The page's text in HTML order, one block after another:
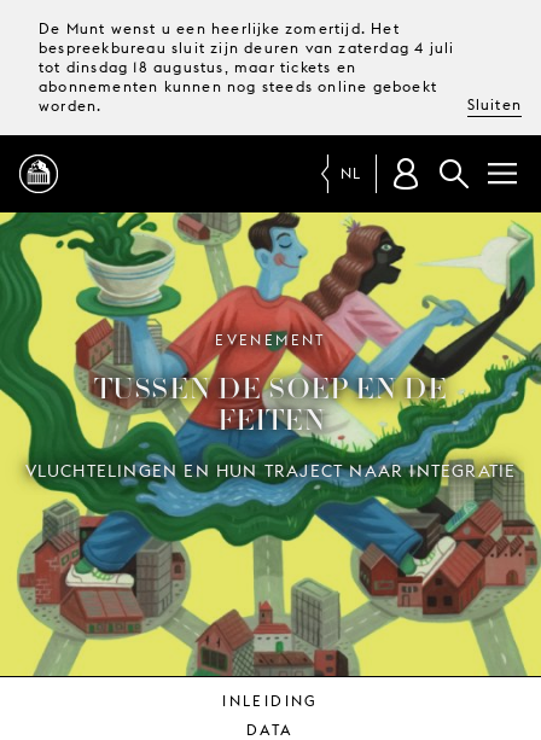
De Munt wenst u een heerlijke zomertijd. Het
bespreekbureau sluit zijn deuren van zaterdag 4 juli
tot dinsdag 18 augustus, maar tickets en
abonnementen kunnen nog steeds online geboekt
worden.
Sluiten
PROGRAMMA
MAGAZINE
TICKETS &
ABONNEMENTEN
UW
BEZOEK
PUBLIEK
MUNT
NL
EVENEMENT
TUSSEN DE SOEP EN DE
FEITEN
VLUCHTELINGEN EN HUN TRAJECT NAAR INTEGRATIE
INLEIDING
DATA